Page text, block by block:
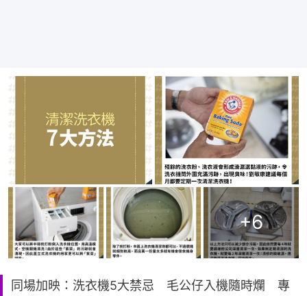
+6
同場加映：洗衣機5大禁忌 毛公仔入機隨時爛 專